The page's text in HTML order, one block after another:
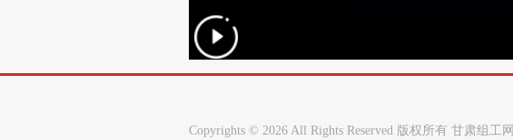
Copyrights © 2026 All Rights Reserved 版权所有 甘肃组工网